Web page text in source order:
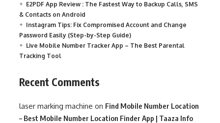
E2PDF App Review : The Fastest Way to Backup Calls, SMS
& Contacts on Android
Instagram Tips: Fix Compromised Account and Change
Password Easily (Step-by-Step Guide)
Live Mobile Number Tracker App – The Best Parental
Tracking Tool
Recent Comments
laser marking machine on Find Mobile Number Location
– Best Mobile Number Location Finder App | Taaza Info